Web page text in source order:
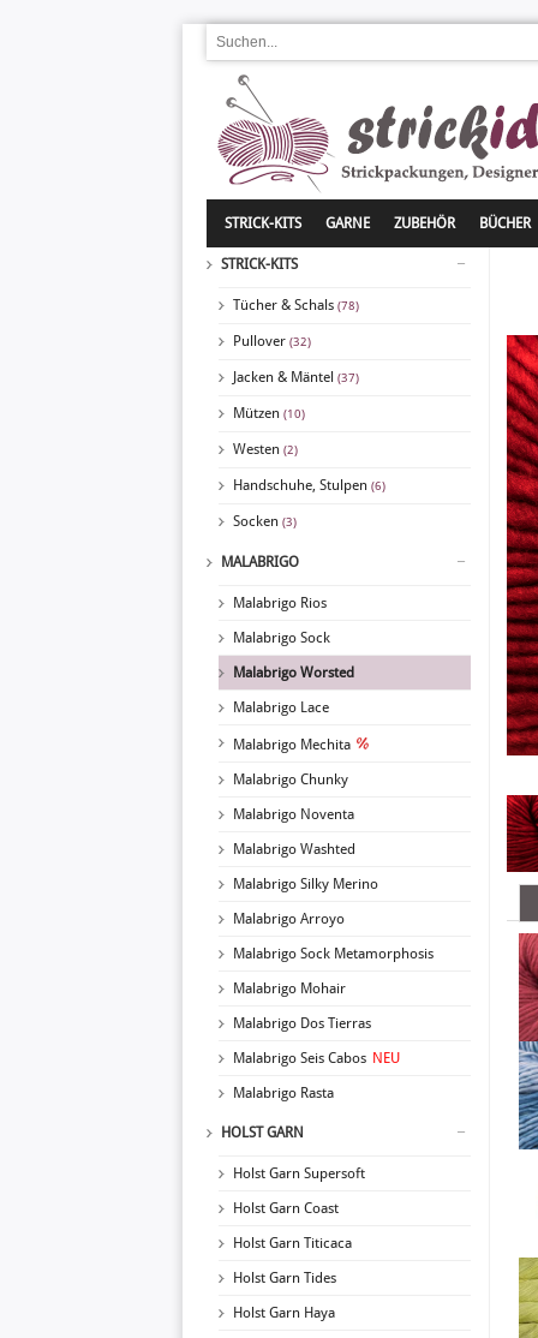
STRICK-KITS GARNE ZUBEHÖR BÜCHER
STRICK-KITS
Tücher & Schals (78)
Pullover (32)
Jacken & Mäntel (37)
Mützen (10)
Westen (2)
Handschuhe, Stulpen (6)
Socken (3)
MALABRIGO
Malabrigo Rios
Malabrigo Sock
Malabrigo Worsted
Malabrigo Lace
Malabrigo Mechita
Malabrigo Chunky
Malabrigo Noventa
Malabrigo Washted
Malabrigo Silky Merino
Malabrigo Arroyo
Malabrigo Sock Metamorphosis
Malabrigo Mohair
Malabrigo Dos Tierras
Malabrigo Seis Cabos NEU
Malabrigo Rasta
HOLST GARN
Holst Garn Supersoft
Holst Garn Coast
Holst Garn Titicaca
Holst Garn Tides
Holst Garn Haya